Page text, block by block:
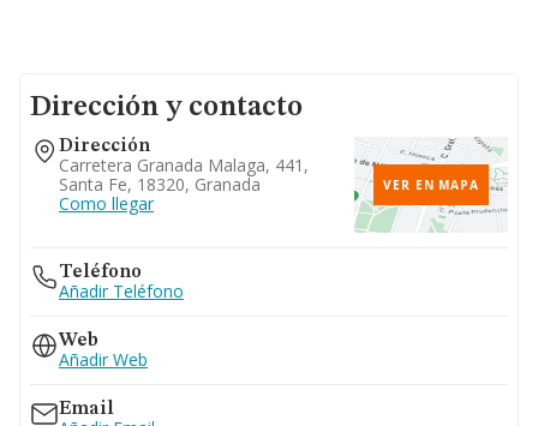
Dirección y contacto
Dirección
Carretera Granada Malaga, 441,
Santa Fe, 18320, Granada
Como llegar
VER EN MAPA
Teléfono
Añadir Teléfono
Web
Añadir Web
Email